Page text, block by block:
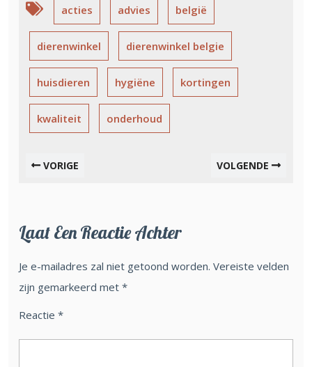
acties advies belgië
dierenwinkel dierenwinkel belgie
huisdieren hygiëne kortingen
kwaliteit onderhoud
VORIGE VOLGENDE
Laat Een Reactie Achter
Je e-mailadres zal niet getoond worden. Vereiste velden
zijn gemarkeerd met *
Reactie *